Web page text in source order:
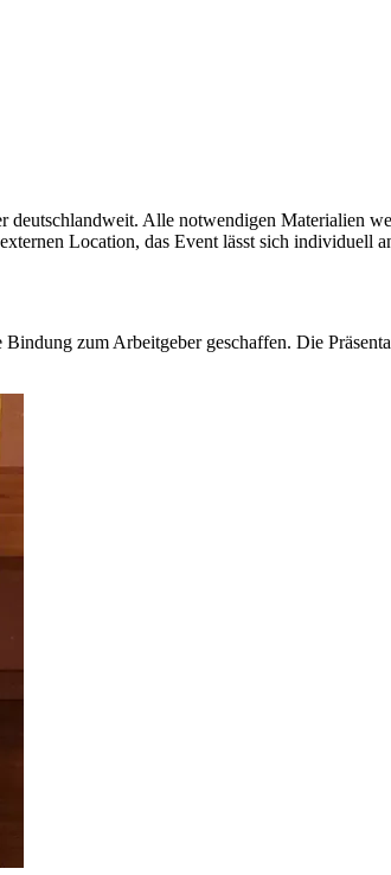
Alle notwendigen Materialien
Location, das Event lässt sich individuell
zum Arbeitgeber geschaffen. Die